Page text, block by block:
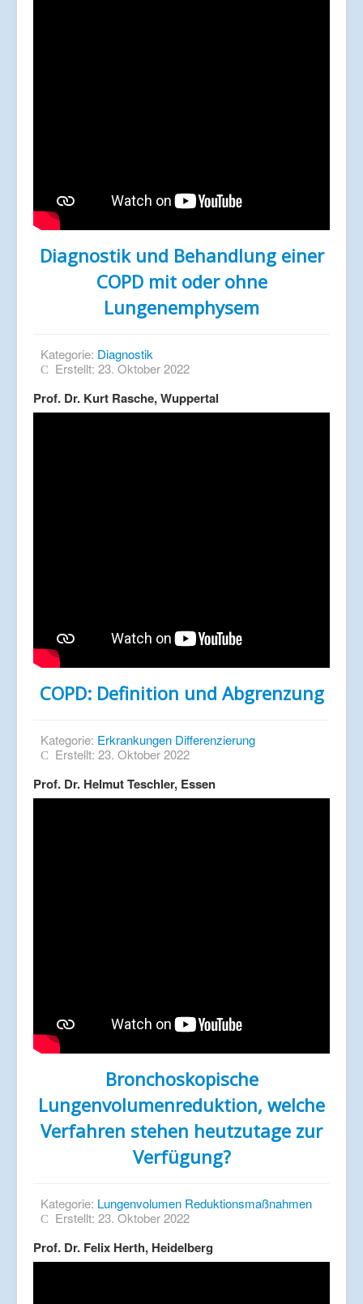
Diagnostik und Behandlung einer
COPD mit oder ohne
Lungenemphysem
Kategorie: Diagnostik
Erstellt: 23. Oktober 2022
Prof. Dr. Kurt Rasche, Wuppertal
COPD: Definition und Abgrenzung
Kategorie: Erkrankungen Differenzierung
Erstellt: 23. Oktober 2022
Prof. Dr. Helmut Teschler, Essen
Bronchoskopische
Lungenvolumenreduktion, welche
Verfahren stehen heutzutage zur
Verfügung?
Kategorie: Lungenvolumen Reduktionsmaßnahmen
Erstellt: 23. Oktober 2022
Prof. Dr. Felix Herth, Heidelberg